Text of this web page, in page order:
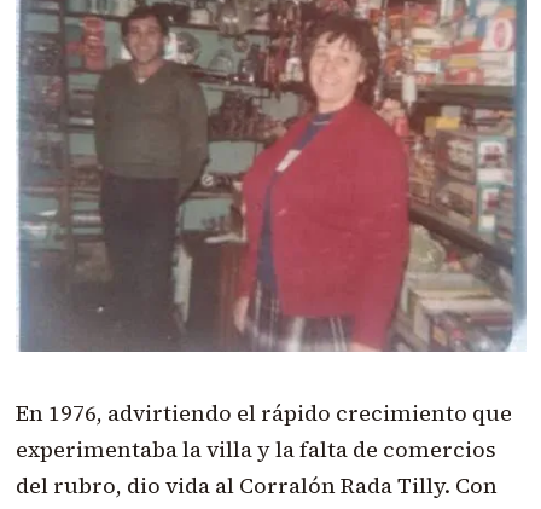
En 1976, advirtiendo el rápido crecimiento que
experimentaba la villa y la falta de comercios
del rubro, dio vida al Corralón Rada Tilly. Con